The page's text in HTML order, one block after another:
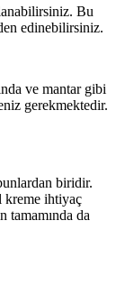
Bu
edinebilirsiniz.
ve mantar gibi
gerekmektedir.
biridir.
kreme ihtiyaç
tamamında da